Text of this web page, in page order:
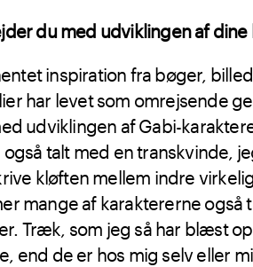
du med udviklingen af
inspiration fra bøger,
har levet som omrejsende
udviklingen af Gabi-
også talt med en transkvinde,
kløften mellem indre
mange af karaktererne
Træk, som jeg så har blæst
end de er hos mig selv eller